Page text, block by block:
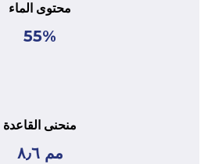
محتوى الماء
55%
منحنى القاعدة
مم ٨٫٦